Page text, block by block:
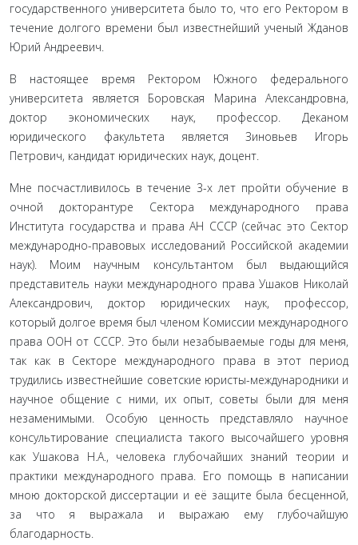
государственного университета было то, что его Ректором в
течение долгого времени был известнейший ученый Жданов
Юрий Андреевич.
В настоящее время Ректором Южного федерального
университета является Боровская Марина Александровна,
доктор экономических наук, профессор. Деканом
юридического факультета является Зиновьев Игорь
Петрович, кандидат юридических наук, доцент.
Мне посчастливилось в течение 3-х лет пройти обучение в
очной докторантуре Сектора международного права
Института государства и права АН СССР (сейчас это Сектор
международно-правовых исследований Российской академии
наук). Моим научным консультантом был выдающийся
представитель науки международного права Ушаков Николай
Александрович, доктор юридических наук, профессор,
который долгое время был членом Комиссии международного
права ООН от СССР. Это были незабываемые годы для меня,
так как в Секторе международного права в этот период
трудились известнейшие советские юристы-международники и
научное общение с ними, их опыт, советы были для меня
незаменимыми. Особую ценность представляло научное
консультирование специалиста такого высочайшего уровня
как Ушакова Н.А., человека глубочайших знаний теории и
практики международного права. Его помощь в написании
мною докторской диссертации и её защите была бесценной,
за что я выражала и выражаю ему глубочайшую
благодарность.